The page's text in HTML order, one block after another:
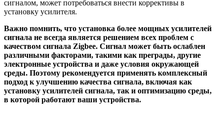
сигналом, может потребоваться внести коррективы в
установку усилителя.
Важно помнить, что установка более мощных усилителей
сигнала не всегда является решением всех проблем с
качеством сигнала Zigbee. Сигнал может быть ослаблен
различными факторами, такими как преграды, другие
электронные устройства и даже условия окружающей
среды. Поэтому рекомендуется применять комплексный
подход к улучшению качества сигнала, включая как
установку усилителей сигнала, так и оптимизацию среды,
в которой работают ваши устройства.